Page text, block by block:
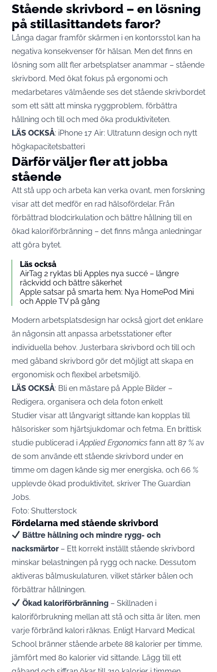
Stående skrivbord – en lösning
på stillasittandets faror?
Långa dagar framför skärmen i en kontorsstol kan ha
negativa konsekvenser för hälsan. Men det finns en
lösning som allt fler arbetsplatser anammar – stående
skrivbord. Med ökat fokus på ergonomi och
medarbetares välmående ses det stående skrivbordet
som ett sätt att minska ryggproblem, förbättra
hållning och till och med öka produktiviteten.
LÄS OCKSÅ: iPhone 17 Air: Ultratunn design och nytt
högkapacitetsbatteri
Därför väljer fler att jobba
stående
Att stå upp och arbeta kan verka ovant, men forskning
visar att det medför en rad hälsofördelar. Från
förbättrad blodcirkulation och bättre hållning till en
ökad kaloriförbränning – det finns många anledningar
att göra bytet.
Läs också
AirTag 2 ryktas bli Apples nya succé – längre
räckvidd och bättre säkerhet
Apple satsar på smarta hem: Nya HomePod Mini
och Apple TV på gång
Modern arbetsplatsdesign har också gjort det enklare
än någonsin att anpassa arbetsstationer efter
individuella behov. Justerbara skrivbord och till och
med gåband skrivbord gör det möjligt att skapa en
ergonomisk och flexibel arbetsmiljö.
LÄS OCKSÅ: Bli en mästare på Apple Bilder –
Redigera, organisera och dela foton enkelt
Studier visar att långvarigt sittande kan kopplas till
hälsorisker som hjärtsjukdomar och fetma. En brittisk
studie publicerad iApplied Ergonomics fann att 87 % av
de som använde ett stående skrivbord under en
timme om dagen kände sig mer energiska, och 66 %
upplevde ökad produktivitet, skriver The Guardian
Jobs.
Foto: Shutterstock
Fördelarna med stående skrivbord
Bättre hållning och mindre rygg- och
nacksmärtor– Ett korrekt inställt stående skrivbord
minskar belastningen på rygg och nacke. Dessutom
aktiveras bålmuskulaturen, vilket stärker bålen och
förbättrar hållningen.
Ökad kaloriförbränning – Skillnaden i
kaloriförbrukning mellan att stå och sitta är liten, men
varje förbränd kalori räknas. Enligt Harvard Medical
School bränner stående arbete 88 kalorier per timme,
jämfört med 80 kalorier vid sittande. Lägg till ett